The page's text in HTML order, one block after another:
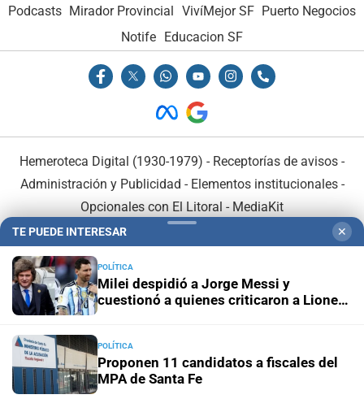
Podcasts Mirador Provincial VivíMejor SF Puerto Negocios
Notife Educacion SF
Hemeroteca Digital (1930-1979) - Receptorías de avisos -
Administración y Publicidad - Elementos institucionales-
Opcionales con El Litoral - MediaKit
En Asociación con:
TE PUEDE INTERESAR ✕
POLÍTICA
Milei despidió a Jorge Messi y
cuestionó a quienes criticaron a Lionel
POLÍTICA
Proponen 11 candidatos a fiscales del
MPA de Santa Fe